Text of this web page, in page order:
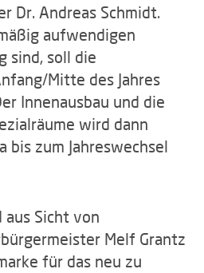
Dr. Andreas Schmidt.
aufwendigen
sind, soll die
Mitte des Jahres
Innenausbau und die
wird dann
zum Jahreswechsel
aus Sicht von
Melf Grantz
für das neu zu